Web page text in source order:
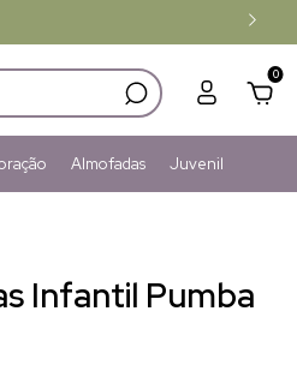
0
Almofadas Juvenil
Infantil Pumba